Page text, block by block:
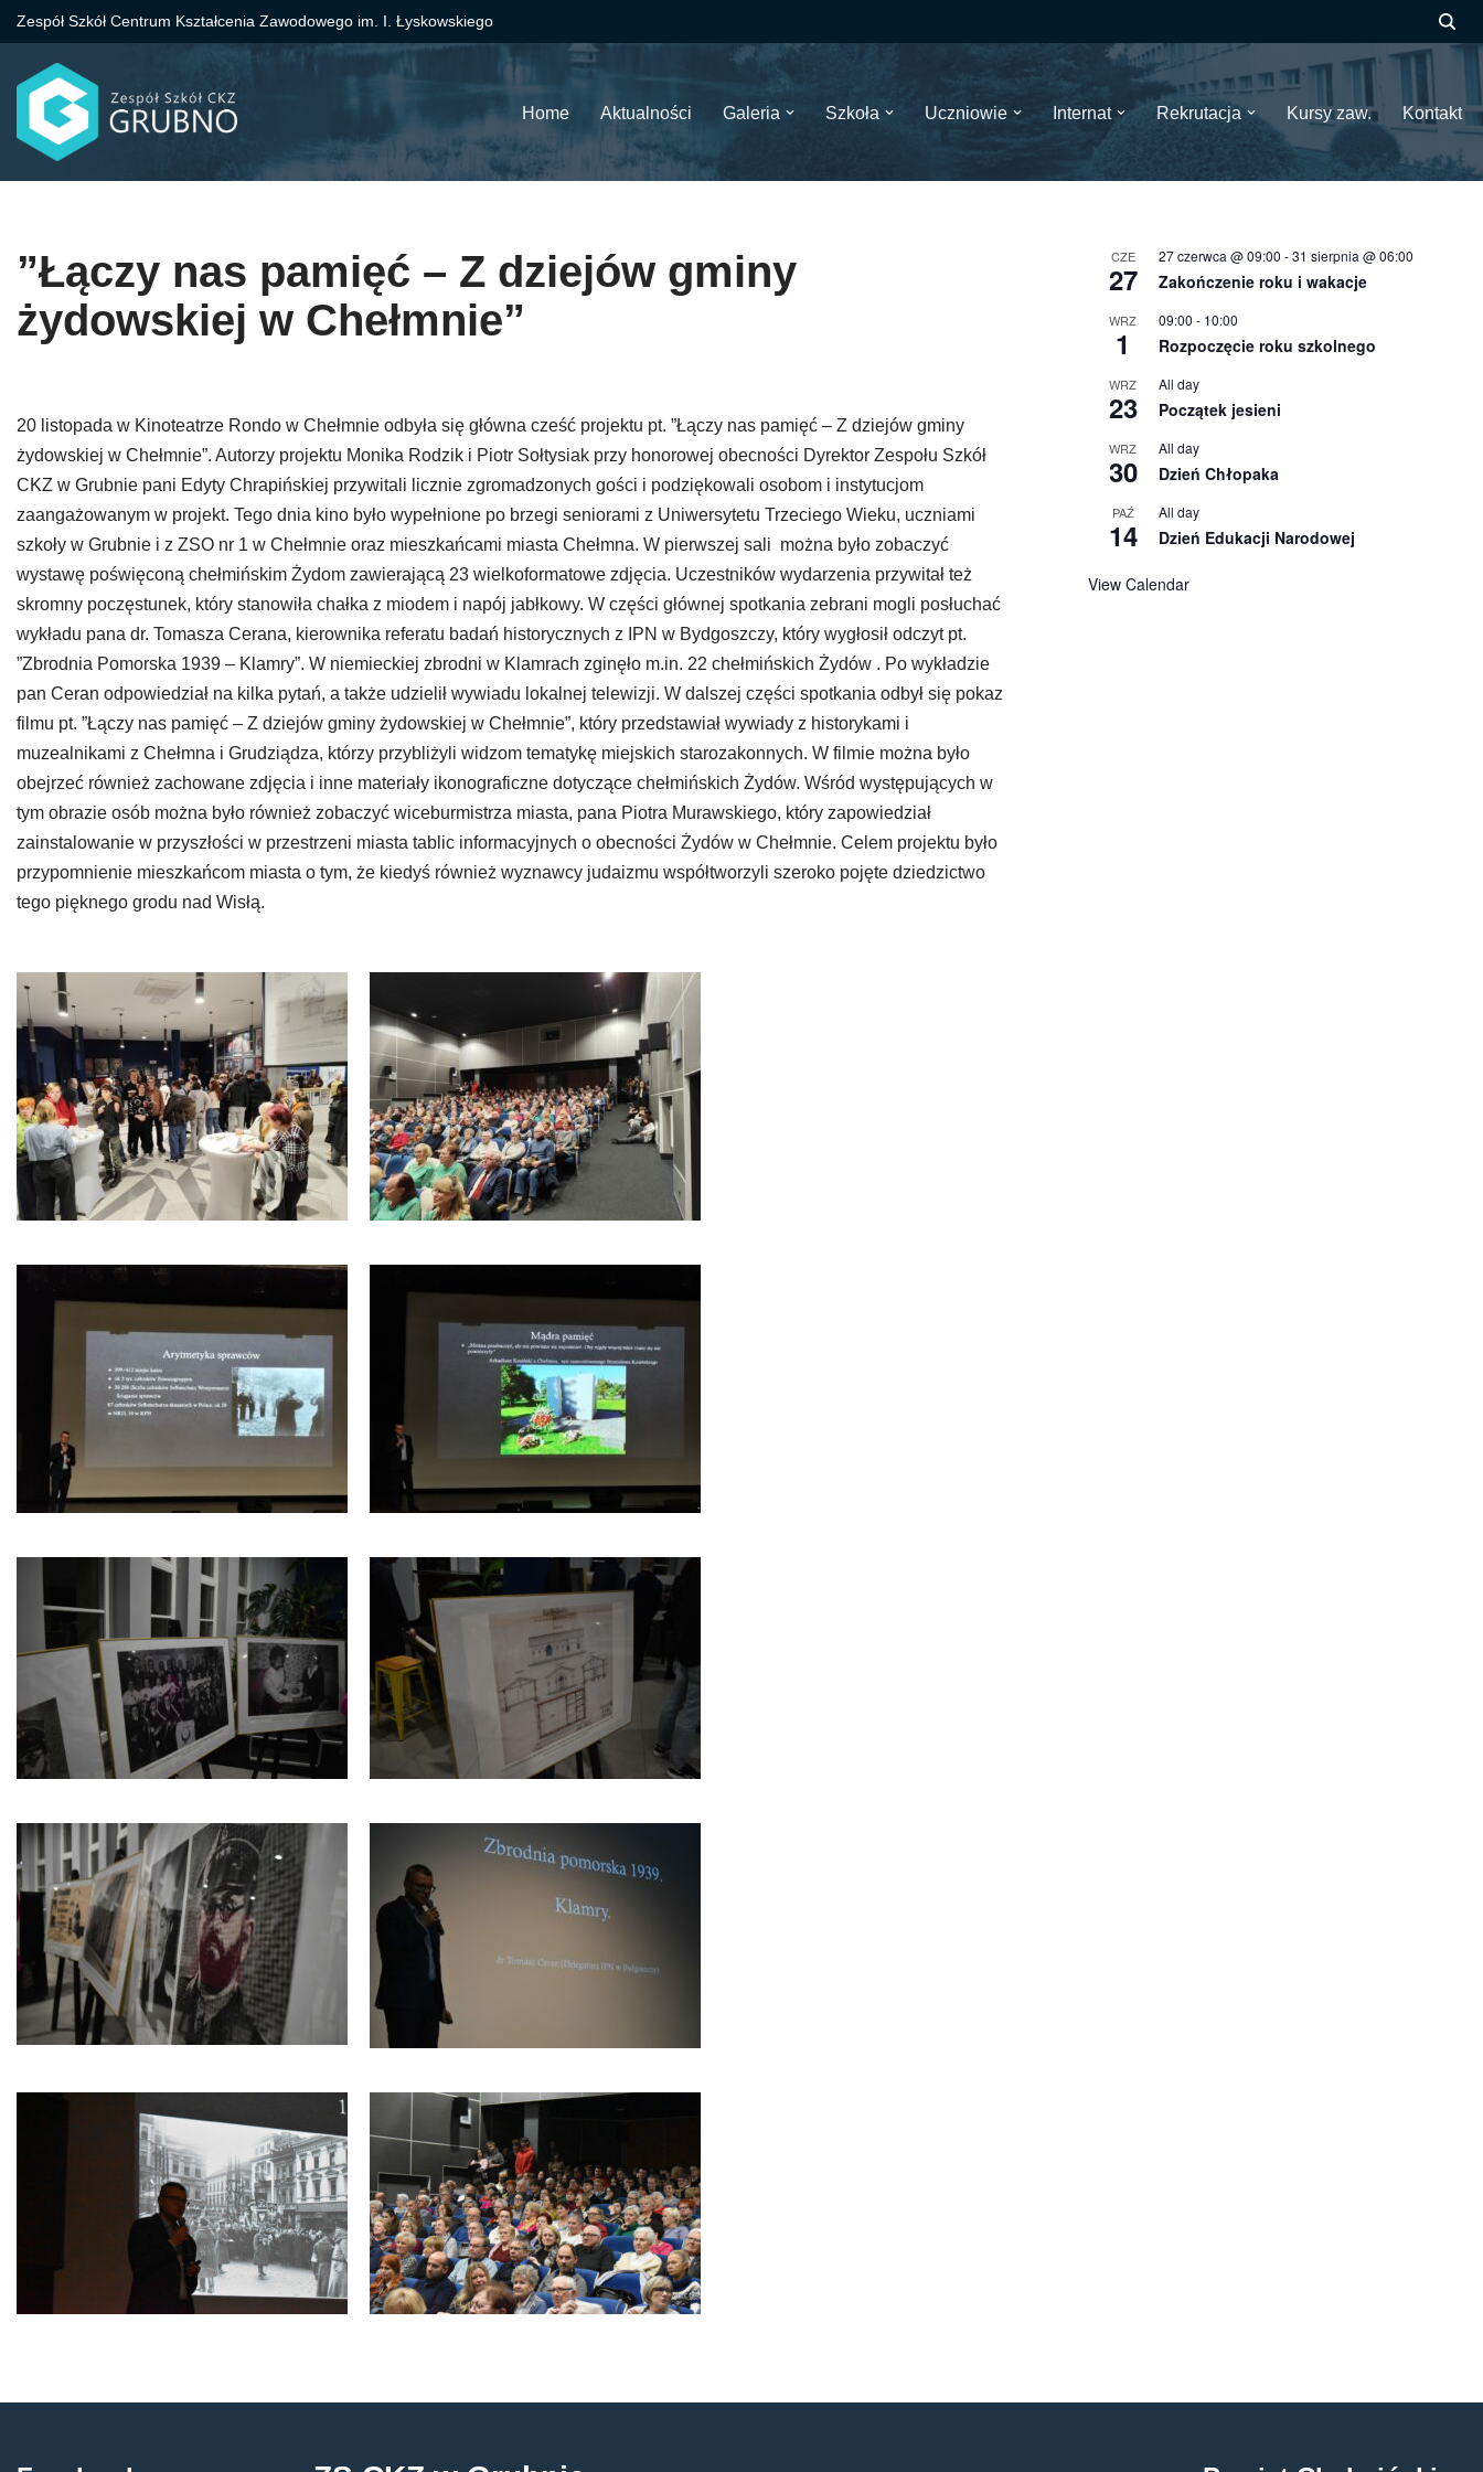
Przejdź
do
treści
Zespół Szkół Centrum Kształcenia Zawodowego im. I. Łyskowskiego
Home Aktualności Galeria Szkoła Uczniowie Internat Rekrutacja Kursy zaw. Kontakt
”Łączy nas pamięć – Z dziejów gminy
żydowskiej w Chełmnie”
20 listopada w Kinoteatrze Rondo w Chełmnie odbyła się główna cześć projektu pt. ”Łączy nas pamięć – Z dziejów gminy
żydowskiej w Chełmnie”. Autorzy projektu Monika Rodzik i Piotr Sołtysiak przy honorowej obecności Dyrektor Zespołu Szkół
CKZ w Grubnie pani Edyty Chrapińskiej przywitali licznie zgromadzonych gości i podziękowali osobom i instytucjom
zaangażowanym w projekt. Tego dnia kino było wypełnione po brzegi seniorami z Uniwersytetu Trzeciego Wieku, uczniami
szkoły w Grubnie i z ZSO nr 1 w Chełmnie oraz mieszkańcami miasta Chełmna. W pierwszej sali można było zobaczyć
wystawę poświęconą chełmińskim Żydom zawierającą 23 wielkoformatowe zdjęcia. Uczestników wydarzenia przywitał też
skromny poczęstunek, który stanowiła chałka z miodem i napój jabłkowy. W części głównej spotkania zebrani mogli posłuchać
wykładu pana dr. Tomasza Cerana, kierownika referatu badań historycznych z IPN w Bydgoszczy, który wygłosił odczyt pt.
”Zbrodnia Pomorska 1939 – Klamry”. W niemieckiej zbrodni w Klamrach zginęło m.in. 22 chełmińskich Żydów . Po wykładzie
pan Ceran odpowiedział na kilka pytań, a także udzielił wywiadu lokalnej telewizji. W dalszej części spotkania odbył się pokaz
filmu pt. ”Łączy nas pamięć – Z dziejów gminy żydowskiej w Chełmnie”, który przedstawiał wywiady z historykami i
muzealnikami z Chełmna i Grudziądza, którzy przybliżyli widzom tematykę miejskich starozakonnych. W filmie można było
obejrzeć również zachowane zdjęcia i inne materiały ikonograficzne dotyczące chełmińskich Żydów. Wśród występujących w
tym obrazie osób można było również zobaczyć wiceburmistrza miasta, pana Piotra Murawskiego, który zapowiedział
zainstalowanie w przyszłości w przestrzeni miasta tablic informacyjnych o obecności Żydów w Chełmnie. Celem projektu było
przypomnienie mieszkańcom miasta o tym, że kiedyś również wyznawcy judaizmu współtworzyli szeroko pojęte dziedzictwo
tego pięknego grodu nad Wisłą.
CZE
27
27 czerwca @ 09:00 -31 sierpnia @ 06:00
Zakończenie roku i wakacje
WRZ
1
09:00 - 10:00
Rozpoczęcie roku szkolnego
WRZ
23
All day
Początek jesieni
WRZ
30
All day
Dzień Chłopaka
PAŹ
14
All day
Dzień Edukacji Narodowej
View Calendar